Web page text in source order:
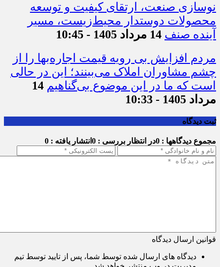
نوسازی صنعت، ارتقای کیفیت و توسعه
محصولات دوستدار محیط‌زیست، مسیر
آینده صنف 14 مرداد 1405 - 10:45
مردم افزایش بی رویه قیمت اجاره‌بها را از
چشم مشاوران املاک می‌بینند؛ این در حالی
است که ما در این موضوع بی‌گناهیم 14
مرداد 1405 - 10:33
ثبت دیدگاه
مجموع دیدگاهها : 0 در انتظار بررسی : 0 انتشار یافته : 0
قوانین ارسال دیدگاه
دیدگاه های ارسال شده توسط شما، پس از تایید توسط تیم